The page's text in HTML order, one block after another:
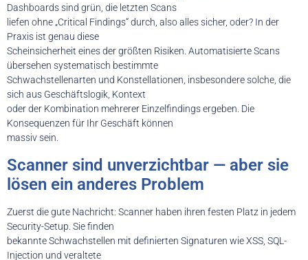
Dashboards sind grün, die letzten Scans
liefen ohne „Critical Findings“ durch, also alles sicher, oder? In der
Praxis ist genau diese
Scheinsicherheit eines der größten Risiken. Automatisierte Scans
übersehen systematisch bestimmte
Schwachstellenarten und Konstellationen, insbesondere solche, die
sich aus Geschäftslogik, Kontext
oder der Kombination mehrerer Einzelfindings ergeben. Die
Konsequenzen für Ihr Geschäft können
massiv sein.
Scanner sind unverzichtbar — aber sie
lösen ein anderes Problem
Zuerst die gute Nachricht: Scanner haben ihren festen Platz in jedem
Security-Setup. Sie finden
bekannte Schwachstellen mit definierten Signaturen wie XSS, SQL-
Injection und veraltete